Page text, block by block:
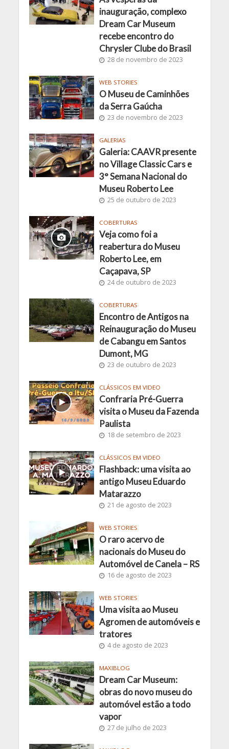
inauguração, complexo
Dream Car Museum
recebe encontro do
Chrysler Clube do Brasil
28 de novembro de 2023
WEB STORIES
O Museu de Caminhões
da Serra Gaúcha
23 de novembro de 2023
GALERIAS
Galeria: CAAVR presente
no Village Classic Cars e
3° Semana Nacional do
Museu Roberto Lee
25 de outubro de 2023
COBERTURAS
Veja como foi a
reabertura do Museu
Roberto Lee, em
Caçapava, SP
24 de outubro de 2023
COBERTURAS
Encontro de Antigos na
Reinauguração do Museu
de Cabangu em Santos
Dumont, MG
23 de outubro de 2023
CLÁSSICOS EM VIDEO
Confraria Pré-Guerra
visita o Museu da Fazenda
Paulista
18 de setembro de 2023
CLÁSSICOS EM VIDEO
Flashback: uma visita ao
antigo Museu Eduardo
Matarazzo
21 de agosto de 2023
WEB STORIES
O raro acervo de
nacionais do Museu do
Automóvel de Canela – RS
16 de agosto de 2023
WEB STORIES
Uma visita ao Museu
Agromen de automóveis e
tratores
4 de agosto de 2023
MAXIBLOG
Dream Car Museum:
obras do novo museu do
automóvel estão a todo
vapor
27 de julho de 2023